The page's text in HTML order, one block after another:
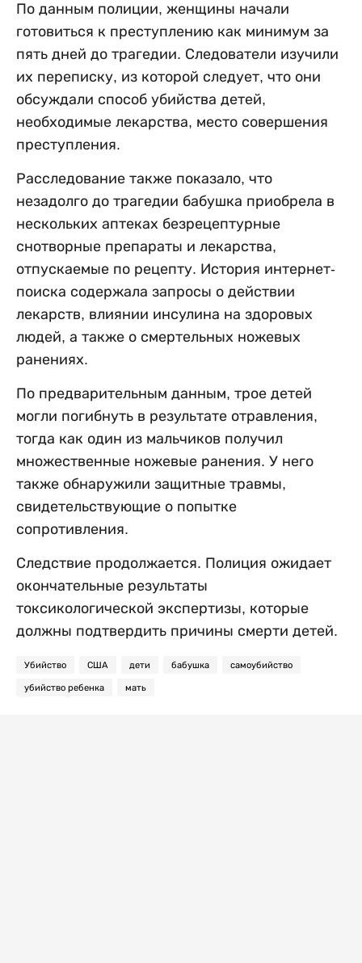
По данным полиции, женщины начали
готовиться к преступлению как минимум за
пять дней до трагедии. Следователи изучили
их переписку, из которой следует, что они
обсуждали способ убийства детей,
необходимые лекарства, место совершения
преступления.
Расследование также показало, что
незадолго до трагедии бабушка приобрела в
нескольких аптеках безрецептурные
снотворные препараты и лекарства,
отпускаемые по рецепту. История интернет-
поиска содержала запросы о действии
лекарств, влиянии инсулина на здоровых
людей, а также о смертельных ножевых
ранениях.
По предварительным данным, трое детей
могли погибнуть в результате отравления,
тогда как один из мальчиков получил
множественные ножевые ранения. У него
также обнаружили защитные травмы,
свидетельствующие о попытке
сопротивления.
Следствие продолжается. Полиция ожидает
окончательные результаты
токсикологической экспертизы, которые
должны подтвердить причины смерти детей.
Убийство США дети бабушка самоубийство
убийство ребенка мать